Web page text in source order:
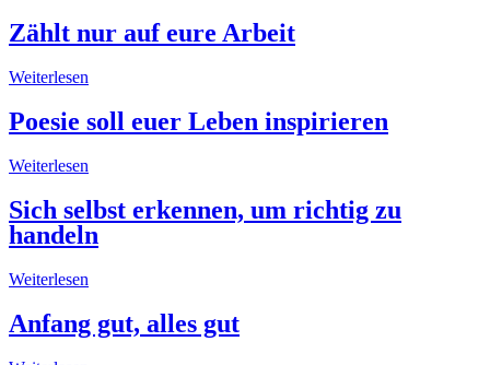
Zählt nur auf eure Arbeit
Weiterlesen
Poesie soll euer Leben inspirieren
Weiterlesen
Sich selbst erkennen, um richtig zu
handeln
Weiterlesen
Anfang gut, alles gut